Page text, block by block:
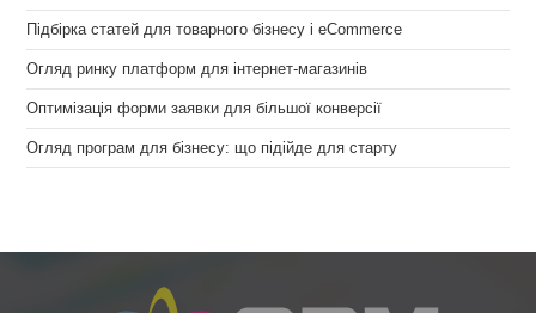
Підбірка статей для товарного бізнесу і eCommerce
Огляд ринку платформ для інтернет-магазинів
Оптимізація форми заявки для більшої конверсії
Огляд програм для бізнесу: що підійде для старту